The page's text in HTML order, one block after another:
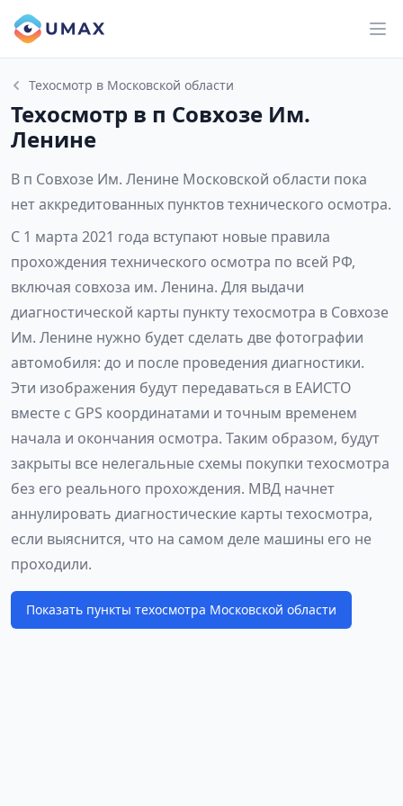
Техосмотр в Московской области
Техосмотр в п Совхозе Им.
Ленине
В п Совхозе Им. Ленине Московской области пока
нет аккредитованных пунктов технического осмотра.
С 1 марта 2021 года вступают новые правила
прохождения технического осмотра по всей РФ,
включая совхоза им. Ленина. Для выдачи
диагностической карты пункту техосмотра в Совхозе
Им. Ленине нужно будет сделать две фотографии
автомобиля: до и после проведения диагностики.
Эти изображения будут передаваться в ЕАИСТО
вместе с GPS координатами и точным временем
начала и окончания осмотра. Таким образом, будут
закрыты все нелегальные схемы покупки техосмотра
без его реального прохождения. МВД начнет
аннулировать диагностические карты техосмотра,
если выяснится, что на самом деле машины его не
проходили.
Показать пункты техосмотра Московской области